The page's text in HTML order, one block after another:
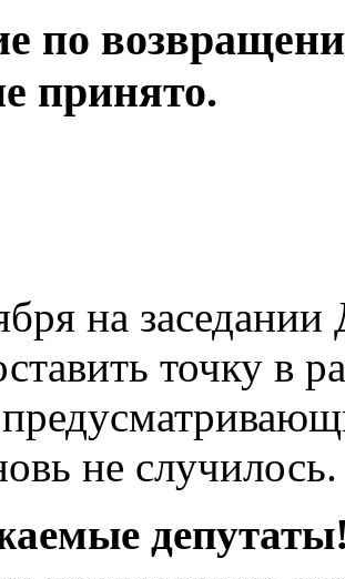
по
принято.
на
точку в
не случилось.